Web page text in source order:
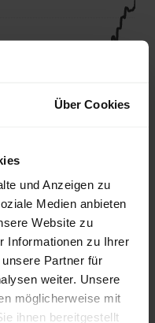
Über Cookies
und Anzeigen zu
Medien anbieten
Website zu
Informationen zu Ihrer
Partner für
weiter. Unsere
möglicherweise mit
ihnen bereitgestellt
Sackware
Mai
2026
in Deutschland
Pelletspreise-Seite